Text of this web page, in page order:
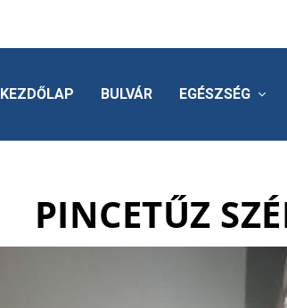
KEZDŐLAP BULVÁR EGÉSZSÉG
PINCETŰZ